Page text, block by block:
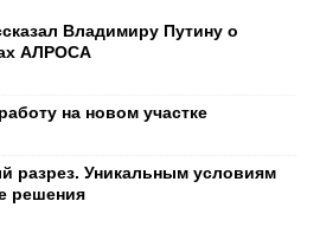
Владимиру Путину о
АЛРОСА
на новом участке
разрез. Уникальным условиям
решения